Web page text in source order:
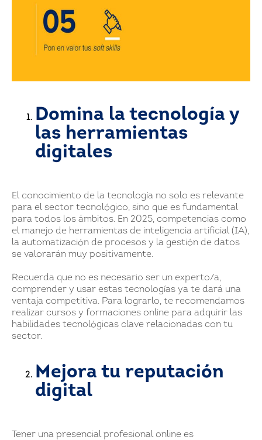
Domina la tecnología y
las herramientas
digitales
El conocimiento de la tecnología no solo es relevante
para el sector tecnológico, sino que es fundamental
para todos los ámbitos. En 2025, competencias como
el manejo de herramientas de inteligencia artificial (IA),
la automatización de procesos y la gestión de datos
se valorarán muy positivamente.
Recuerda que no es necesario ser un experto/a,
comprender y usar estas tecnologías ya te dará una
ventaja competitiva. Para lograrlo, te recomendamos
realizar cursos y formaciones online para adquirir las
habilidades tecnológicas clave relacionadas con tu
sector.
Mejora tu reputación
digital
Tener una presencial profesional online es